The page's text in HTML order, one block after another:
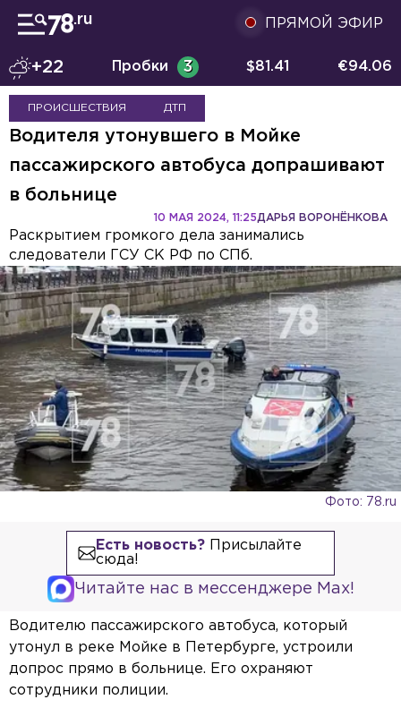
ПРЯМОЙ ЭФИР
+22 Пробки 3 $81.41 €94.06
ПРОИСШЕСТВИЯ ДТП
Водителя утонувшего в Мойке
пассажирского автобуса допрашивают
в больнице
ДАРЬЯ ВОРОНЁНКОВА
10 МАЯ 2024, 11:25
Раскрытием громкого дела занимались
следователи ГСУ СК РФ по СПб.
Фото: 78.ru
Есть новость?Присылайте
сюда!
Читайте нас в мессенджере Max!
Водителю пассажирского автобуса, который
утонул в реке Мойке в Петербурге, устроили
допрос прямо в больнице. Его охраняют
сотрудники полиции.